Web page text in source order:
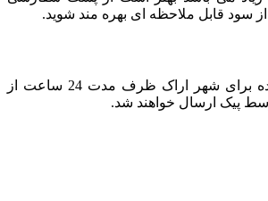
از سود قابل ملاحظه ای بهره مند شوید.
سفارش های ثبت شده برای شهر اراک ظرف مدت 24 ساعت از
پیک ارسال خواهند شد.